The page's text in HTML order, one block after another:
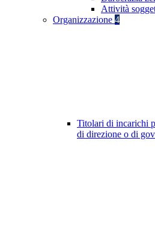
Attività
Organizzazione 4
Titolari di incarichi
di direzione o di